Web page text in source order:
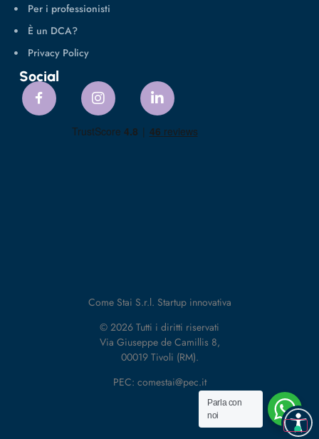
Per i professionisti
È un DCA?
Privacy Policy
Social
Come Stai S.r.l. Startup innovativa
© 2026 Tutti i diritti riservati
Via Giuseppe de Camillis 8,
00019 Tivoli (RM).
PEC: comestai@pec.it
Parla con
noi